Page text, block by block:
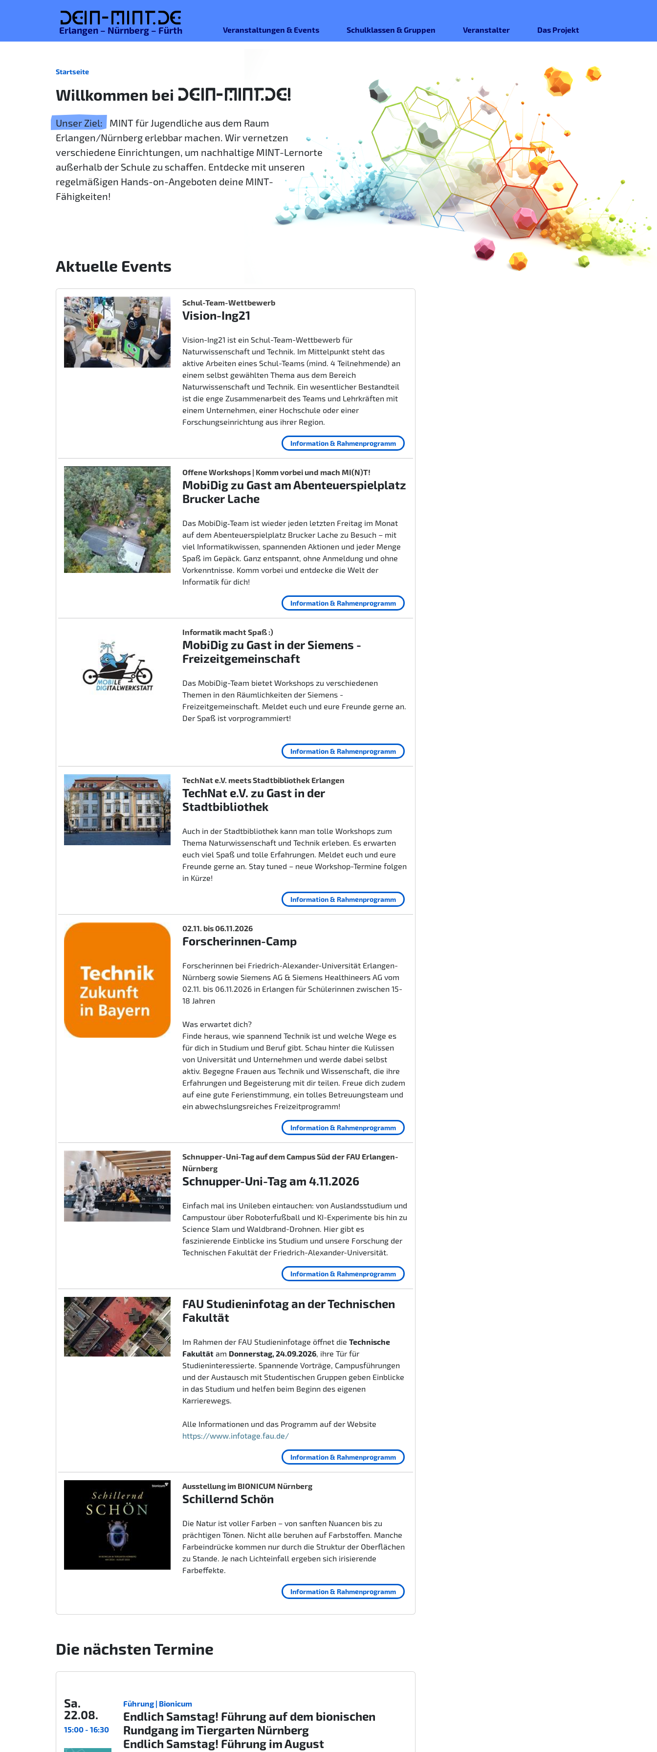
Dein-MINT.de
Erlangen – Nürnberg – Fürth Veranstaltungen & Events Schulklassen & Gruppen Veranstalter Das Projekt
Startseite
Willkommen bei DEIN-MINT.DE!
Unser Ziel:
MINT für Jugendliche aus dem Raum
Erlangen/Nürnberg erlebbar machen. Wir vernetzen
verschiedene Einrichtungen, um nachhaltige MINT-Lernorte
außerhalb der Schule zu schaffen. Entdecke mit unseren
regelmäßigen Hands-on-Angeboten deine MINT-
Fähigkeiten!
Aktuelle Events
Schul-Team-Wettbewerb
Vision-Ing21
Vision-Ing21 ist ein Schul-Team-Wettbewerb für
Naturwissenschaft und Technik. Im Mittelpunkt steht das
aktive Arbeiten eines Schul-Teams (mind. 4 Teilnehmende) an
einem selbst gewählten Thema aus dem Bereich
Naturwissenschaft und Technik. Ein wesentlicher Bestandteil
ist die enge Zusammenarbeit des Teams und Lehrkräften mit
einem Unternehmen, einer Hochschule oder einer
Forschungseinrichtung aus ihrer Region.
Information & Rahmenprogramm
Offene Workshops | Komm vorbei und mach MI(N)T!
MobiDig zu Gast am Abenteuerspielplatz
Brucker Lache
Das MobiDig‑Team ist wieder jeden letzten Freitag im Monat
auf dem Abenteuerspielplatz Brucker Lache zu Besuch – mit
viel Informatikwissen, spannenden Aktionen und jeder Menge
Spaß im Gepäck. Ganz entspannt, ohne Anmeldung und ohne
Vorkenntnisse. Komm vorbei und entdecke die Welt der
Informatik für dich!
Information & Rahmenprogramm
Informatik macht Spaß :)
MobiDig zu Gast in der Siemens -
Freizeitgemeinschaft
Das MobiDig-Team bietet Workshops zu verschiedenen
Themen in den Räumlichkeiten der Siemens -
Freizeitgemeinschaft. Meldet euch und eure Freunde gerne an.
Der Spaß ist vorprogrammiert!
Information & Rahmenprogramm
TechNat e.V. meets Stadtbibliothek Erlangen
TechNat e.V. zu Gast in der
Stadtbibliothek
Auch in der Stadtbibliothek kann man tolle Workshops zum
Thema Naturwissenschaft und Technik erleben. Es erwarten
euch viel Spaß und tolle Erfahrungen. Meldet euch und eure
Freunde gerne an. Stay tuned – neue Workshop-Termine folgen
in Kürze!
Information & Rahmenprogramm
02.11. bis 06.11.2026
Forscherinnen-Camp
Forscherinnen bei Friedrich-Alexander-Universität Erlangen-
Nürnberg sowie Siemens AG & Siemens Healthineers AG vom
02.11. bis 06.11.2026 in Erlangen für Schülerinnen zwischen 15-
18 Jahren
Was erwartet dich?
Finde heraus, wie spannend Technik ist und welche Wege es
für dich in Studium und Beruf gibt. Schau hinter die Kulissen
von Universität und Unternehmen und werde dabei selbst
aktiv. Begegne Frauen aus Technik und Wissenschaft, die ihre
Erfahrungen und Begeisterung mit dir teilen. Freue dich zudem
auf eine gute Ferienstimmung, ein tolles Betreuungsteam und
ein abwechslungsreiches Freizeitprogramm!
Information & Rahmenprogramm
Schnupper-Uni-Tag auf dem Campus Süd der FAU Erlangen-
Nürnberg
Schnupper-Uni-Tag am 4.11.2026
Einfach mal ins Unileben eintauchen: von Auslandsstudium und
Campustour über Roboterfußball und KI-Experimente bis hin zu
Science Slam und Waldbrand-Drohnen. Hier gibt es
faszinierende Einblicke ins Studium und unsere Forschung der
Technischen Fakultät der Friedrich-Alexander-Universität.
Information & Rahmenprogramm
FAU Studieninfotag an der Technischen
Fakultät
Im Rahmen der FAU Studieninfotage öffnet die Technische
Fakultät am Donnerstag, 24.09.2026, ihre Tür für
Studieninteressierte. Spannende Vorträge, Campusführungen
und der Austausch mit Studentischen Gruppen geben Einblicke
in das Studium und helfen beim Beginn des eigenen
Karrierewegs.
Alle Informationen und das Programm auf der Website
https://www.infotage.fau.de/
Information & Rahmenprogramm
Ausstellung im BIONICUM Nürnberg
Schillernd Schön
Die Natur ist voller Farben – von sanften Nuancen bis zu
prächtigen Tönen. Nicht alle beruhen auf Farbstoffen. Manche
Farbeindrücke kommen nur durch die Struktur der Oberflächen
zu Stande. Je nach Lichteinfall ergeben sich irisierende
Farbeffekte.
Information & Rahmenprogramm
Die nächsten Termine
Sa.
22.08.
15:00 - 16:30
Führung | Bionicum
Endlich Samstag! Führung auf dem bionischen
Rundgang im Tiergarten Nürnberg
Endlich Samstag! Führung im August